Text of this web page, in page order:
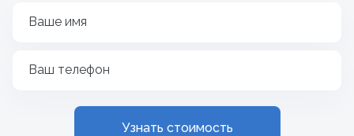
Ваше имя
Ваш телефон
Узнать стоимость